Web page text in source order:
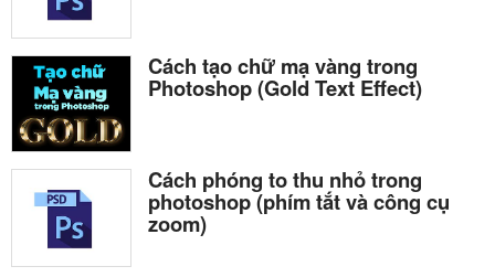
Cách tạo chữ mạ vàng trong
Photoshop (Gold Text Effect)
Cách phóng to thu nhỏ trong
photoshop (phím tắt và công cụ
zoom)